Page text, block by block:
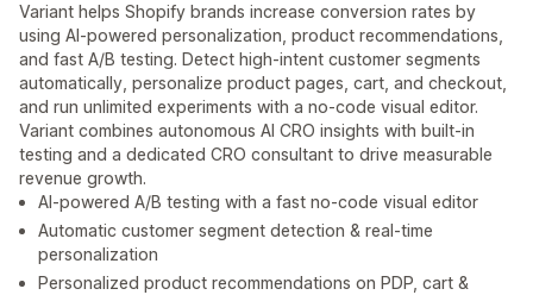
Variant helps Shopify brands increase conversion rates by
using AI-powered personalization, product recommendations,
and fast A/B testing. Detect high-intent customer segments
automatically, personalize product pages, cart, and checkout,
and run unlimited experiments with a no-code visual editor.
Variant combines autonomous AI CRO insights with built-in
testing and a dedicated CRO consultant to drive measurable
revenue growth.
AI-powered A/B testing with a fast no-code visual editor
Automatic customer segment detection & real-time
personalization
Personalized product recommendations on PDP, cart &